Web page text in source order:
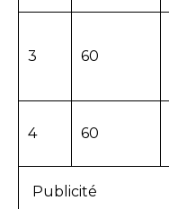
3 60
4 60
Publicité